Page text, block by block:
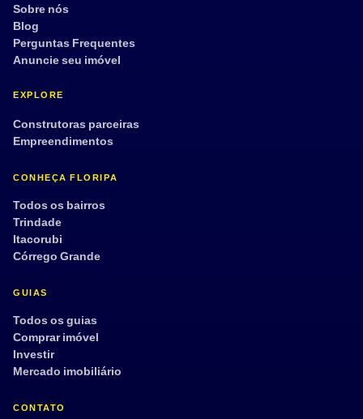
Sobre nós
Blog
Perguntas Frequentes
Anuncie seu imóvel
EXPLORE
Construtoras parceiras
Empreendimentos
CONHEÇA FLORIPA
Todos os bairros
Trindade
Itacorubi
Córrego Grande
GUIAS
Todos os guias
Comprar imóvel
Investir
Mercado imobiliário
CONTATO